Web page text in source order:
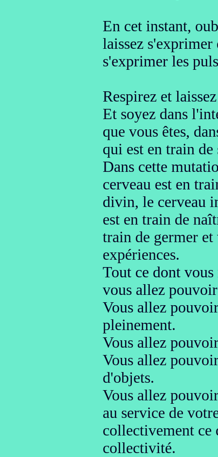
En cet instant,
laissez
s'exprimer les
Respirez et
Et soyez dans
que vous êtes,
qui est en train
Dans cette
cerveau est en
divin, le cerveau
est en train de
train de germer et
expériences.
Tout ce dont
vous allez
Vous allez
pleinement.
Vous allez
Vous allez
d'objets.
Vous allez
au service de
collectivement ce
collectivité.